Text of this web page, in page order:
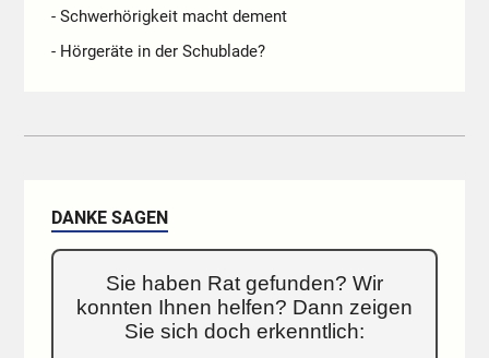
- Schwerhörigkeit macht dement
- Hörgeräte in der Schublade?
DANKE SAGEN
Sie haben Rat gefunden? Wir
konnten Ihnen helfen? Dann zeigen
Sie sich doch erkenntlich: